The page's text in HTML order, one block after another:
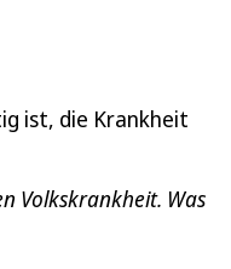
ist, die Krankheit
Volkskrankheit. Was